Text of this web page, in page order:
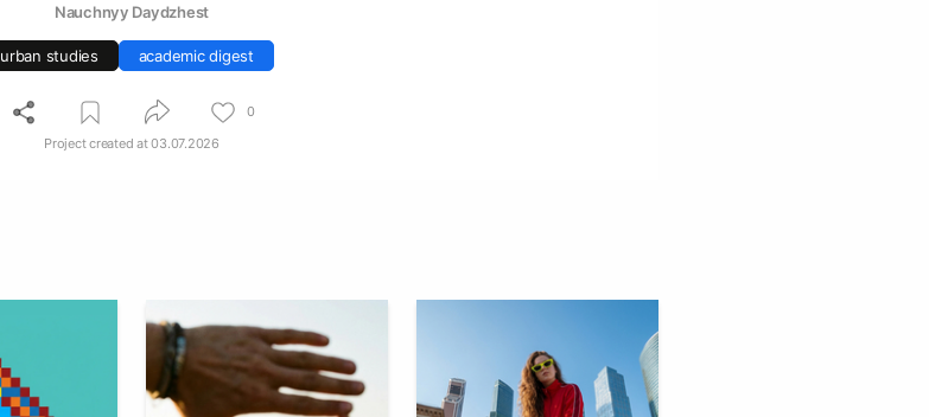
Nauchnyy Daydzhest
urban studies academic digest
0
Project created at03.07.2026